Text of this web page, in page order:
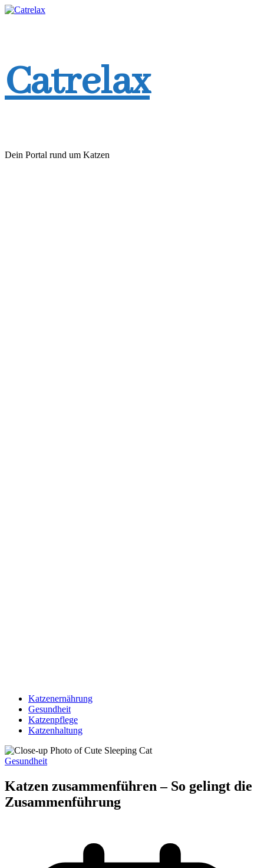
Zum
Catrelax
Dein Portal rund um Katzen
Katzenernährung
Gesundheit
Katzenpflege
Katzenhaltung
Gesundheit
Katzen zusammenführen – So gelingt die
Zusammenführung